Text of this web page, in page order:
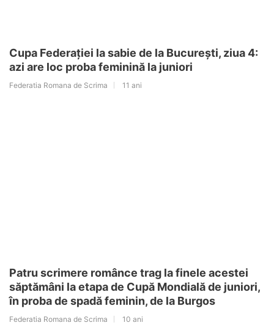
Cupa Federației la sabie de la București, ziua 4:
azi are loc proba feminină la juniori
Federatia Romana de Scrima 11 ani
Patru scrimere românce trag la finele acestei
săptămâni la etapa de Cupă Mondială de juniori,
în proba de spadă feminin, de la Burgos
Federatia Romana de Scrima 10 ani